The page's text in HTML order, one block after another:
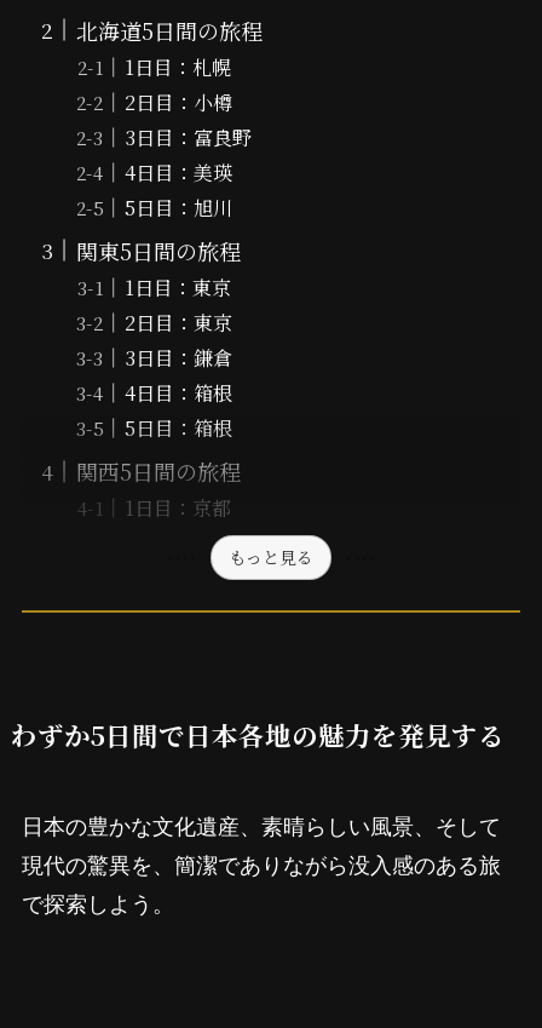
北海道5日間の旅程
1日目：札幌
2日目：小樽
3日目：富良野
4日目：美瑛
5日目：旭川
関東5日間の旅程
1日目：東京
2日目：東京
3日目：鎌倉
4日目：箱根
5日目：箱根
関西5日間の旅程
1日目：京都
もっと見る
わずか5日間で日本各地の魅力を発見する
日本の豊かな文化遺産、素晴らしい風景、そして
現代の驚異を、簡潔でありながら没入感のある旅
で探索しよう。